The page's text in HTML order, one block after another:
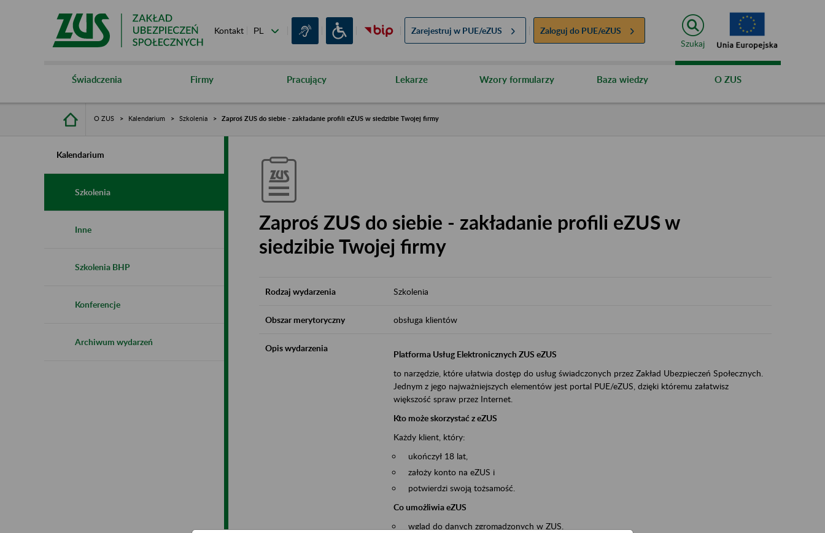
Kontakt Zarejestruj w PUE/eZUS Zaloguj do PUE/eZUS
Szukaj
Świadczenia Firmy Pracujący Lekarze Wzory formularzy Baza wiedzy O ZUS
O ZUS Kalendarium Szkolenia Zaproś ZUS do siebie - zakładanie profili eZUS w siedzibie Twojej firmy
Kalendarium
Szkolenia
Inne
Szkolenia BHP
Konferencje
Archiwum wydarzeń
Zaproś ZUS do siebie - zakładanie profili eZUS w
siedzibie Twojej firmy
Rodzaj wydarzenia Szkolenia
Obszar merytoryczny obsługa klientów
Opis wydarzenia
Platforma Usług Elektronicznych ZUS eZUS
to narzędzie, które ułatwia dostęp do usług świadczonych przez Zakład Ubezpieczeń Społecznych.
Jednym z jego najważniejszych elementów jest portal PUE/eZUS, dzięki któremu załatwisz
większość spraw przez Internet.
Kto może skorzystać z eZUS
Każdy klient, który:
ukończył 18 lat,
założy konto na eZUS i
potwierdzi swoją tożsamość.
Co umożliwia eZUS
wgląd do danych zgromadzonych w ZUS,